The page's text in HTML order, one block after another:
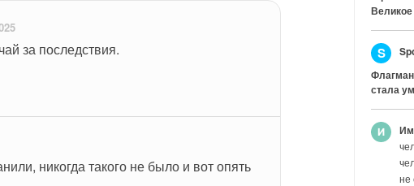
за последствия.
никогда такого не было и вот опять
Великое
S
стала
не